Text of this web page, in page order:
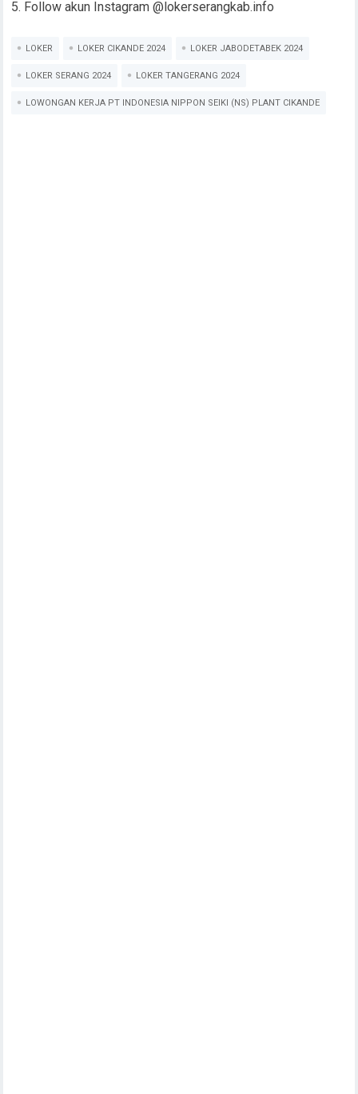
Follow akun Instagram @lokerserangkab.info
LOKER LOKER CIKANDE 2024 LOKER JABODETABEK 2024
LOKER SERANG 2024 LOKER TANGERANG 2024
LOWONGAN KERJA PT INDONESIA NIPPON SEIKI (NS) PLANT CIKANDE